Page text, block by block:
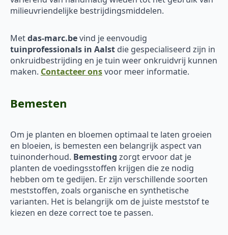
milieuvriendelijke bestrijdingsmiddelen.
Metdas-marc.bevind je eenvoudig
tuinprofessionals in Aalst die gespecialiseerd zijn in
onkruidbestrijding en je tuin weer onkruidvrij kunnen
maken. Contacteer onsvoor meer informatie.
Bemesten
Om je planten en bloemen optimaal te laten groeien
en bloeien, is bemesten een belangrijk aspect van
tuinonderhoud. Bemesting zorgt ervoor dat je
planten de voedingsstoffen krijgen die ze nodig
hebben om te gedijen. Er zijn verschillende soorten
meststoffen, zoals organische en synthetische
varianten. Het is belangrijk om de juiste meststof te
kiezen en deze correct toe te passen.